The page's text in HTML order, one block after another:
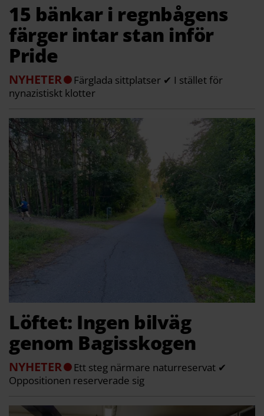
15 bänkar i regnbågens
färger intar stan inför
Pride
NYHETER
Färglada sittplatser ✔ I stället för
nynazistiskt klotter
Löftet: Ingen bilväg
genom Bagisskogen
NYHETER
Ett steg närmare naturreservat ✔
Oppositionen reserverade sig